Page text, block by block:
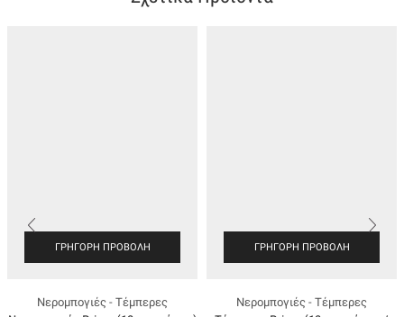
ΓΡΉΓΟΡΗ ΠΡΟΒΟΛΉ
Νερομπογιές - Τέμπερες
ΓΡΉΓΟΡΗ ΠΡΟΒΟΛΉ
Νερομπογιές - Τέμπερες